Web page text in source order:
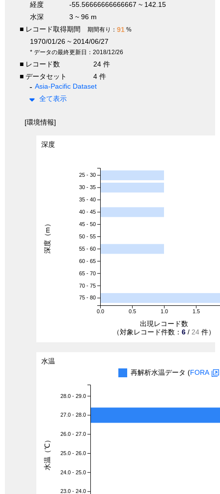
経度
-55.56666666666667 ~ 142.15
水深
3 ~ 96 m
■ レコード取得期間
期間有り： 91 %
1970/01/26 ~ 2014/06/27
* データの最終更新日：2018/12/26
■ レコード数
24 件
■ データセット
4 件
Asia-Pacific Dataset
全て表示
[環境情報]
深度
0.0 0.5 1.0 1.5
25 - 30
30 - 35
35 - 40
40 - 45
45 - 50
50 - 55
55 - 60
60 - 65
65 - 70
70 - 75
75 - 80
出現レコード数
（対象レコード件数： 6 / 24 件）
深度（m）
水温
再解析水温データ (FORA
28.0 - 29.0
27.0 - 28.0
26.0 - 27.0
25.0 - 26.0
24.0 - 25.0
23.0 - 24.0
水温（℃）